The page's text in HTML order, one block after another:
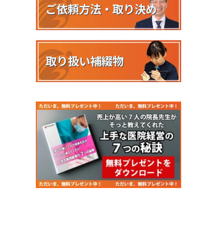
ご依頼方法・取り決め
取り扱い補綴物